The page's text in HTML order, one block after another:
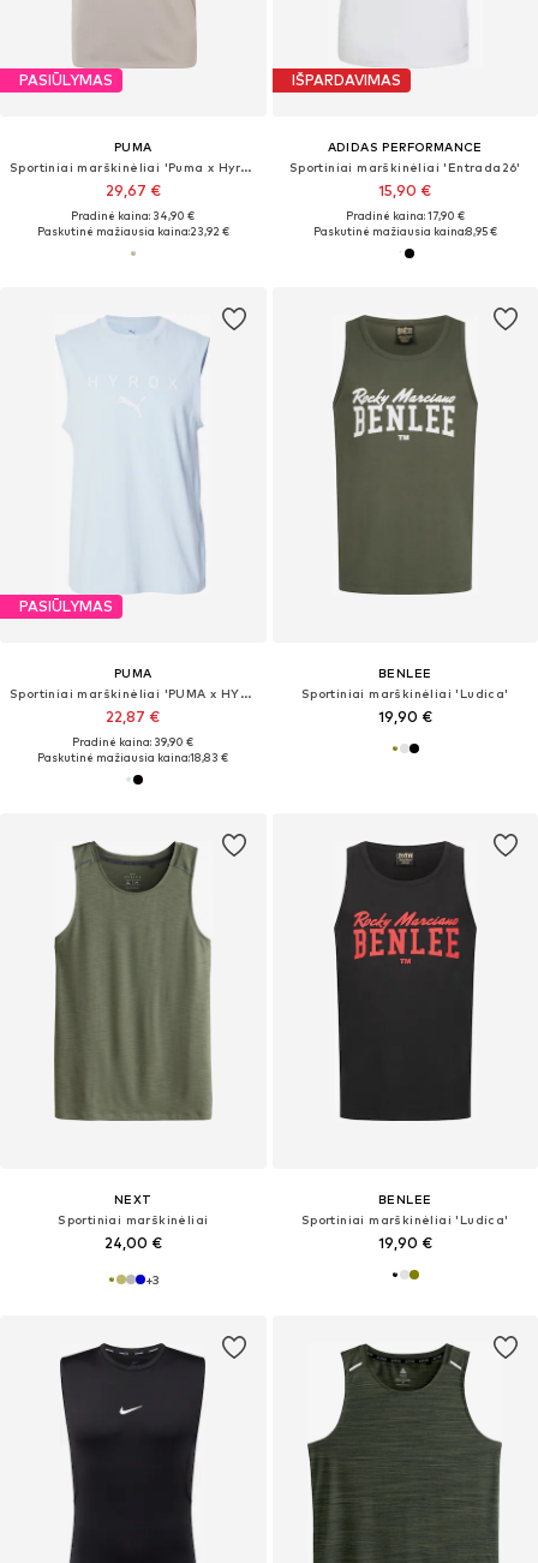
PASIŪLYMAS
PUMA
Sportiniai marškinėliai 'Puma x Hyrox Cloudspun'
29,67 €
Pradinė kaina: 34,90 €
Paskutinė mažiausia kaina:23,92 €
IŠPARDAVIMAS
ADIDAS PERFORMANCE
Sportiniai marškinėliai 'Entrada26'
15,90 €
Pradinė kaina: 17,90 €
Paskutinė mažiausia kaina:8,95 €
PASIŪLYMAS
PUMA
Sportiniai marškinėliai 'PUMA x HYROX'
22,87 €
Pradinė kaina: 39,90 €
Paskutinė mažiausia kaina:18,83 €
BENLEE
Sportiniai marškinėliai 'Ludica'
19,90 €
NEXT
Sportiniai marškinėliai
24,00 €
+3
BENLEE
Sportiniai marškinėliai 'Ludica'
19,90 €